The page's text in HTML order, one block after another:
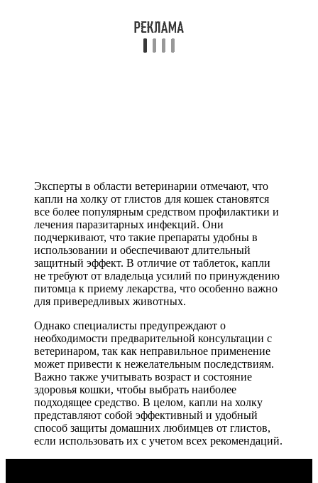
Эксперты в области ветеринарии отмечают, что
капли на холку от глистов для кошек становятся
все более популярным средством профилактики и
лечения паразитарных инфекций. Они
подчеркивают, что такие препараты удобны в
использовании и обеспечивают длительный
защитный эффект. В отличие от таблеток, капли
не требуют от владельца усилий по принуждению
питомца к приему лекарства, что особенно важно
для привередливых животных.
Однако специалисты предупреждают о
необходимости предварительной консультации с
ветеринаром, так как неправильное применение
может привести к нежелательным последствиям.
Важно также учитывать возраст и состояние
здоровья кошки, чтобы выбрать наиболее
подходящее средство. В целом, капли на холку
представляют собой эффективный и удобный
способ защиты домашних любимцев от глистов,
если использовать их с учетом всех рекомендаций.